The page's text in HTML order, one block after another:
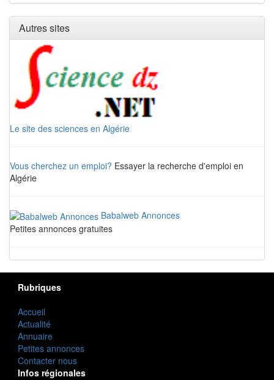
Autres sites
Le site des sciences en Algérie
Vous cherchez un emploi? Essayer la recherche d'emploi en
Algérie
Babalweb Annonces
Petites annonces gratuites
Rubriques
Accueil
Actualité
Annuaire
Petites annonces
Contacter nous
Infos régionales